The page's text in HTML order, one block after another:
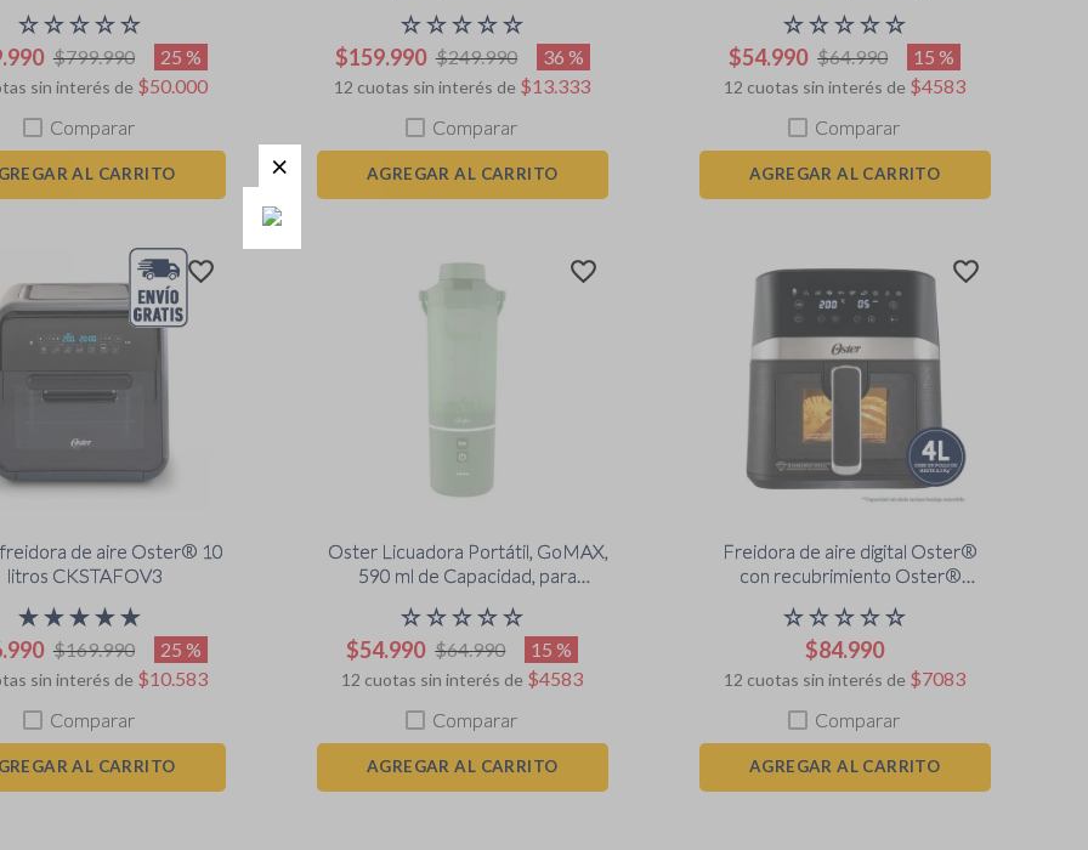
☆☆☆☆☆
.990 $799.990 25 %
sin interés de $50.000
Comparar
AL CARRITO
☆☆☆☆☆
$159.990 $249.990 36 %
12 cuotas sin interés de $13 333
Comparar
AGREGAR AL CARRITO
B20-000
☆☆☆☆☆
$54.990 $64.990 15 %
12 cuotas sin interés de $4583
Comparar
AGREGAR AL CARRITO
de aire Oster® 10
litros CKSTAFOV3
★★★★★
.990 $169.990 25 %
sin interés de $10 583
Comparar
AL CARRITO
Oster Licuadora Portátil, GoMAX,
590 ml de Capacidad, para
M20-000
☆☆☆☆☆
$54.990 $64.990 15 %
12 cuotas sin interés de $4583
Comparar
AGREGAR AL CARRITO
Freidora de aire digital Oster®
con recubrimiento Oster®
CKSTAF40WDDF
☆☆☆☆☆
$84.990
12 cuotas sin interés de $7083
Comparar
AGREGAR AL CARRITO